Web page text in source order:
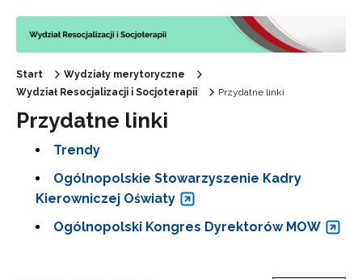
Start
Wydziały merytoryczne
Wydział Resocjalizacji i Socjoterapii
Przydatne linki
Przydatne linki
Trendy
Ogólnopolskie Stowarzyszenie Kadry
Kierowniczej Oświaty
Ogólnopolski Kongres Dyrektorów MOW